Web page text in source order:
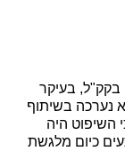
בכירים בקק"ל, בעיקר
נערכה בשיתוף
השיפוט היה
כיום מלגשת